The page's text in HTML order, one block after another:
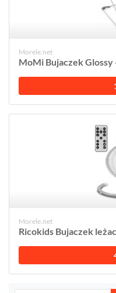
Morele.net
MoMi Bujaczek
Morele.net
Ricokids Bujaczek